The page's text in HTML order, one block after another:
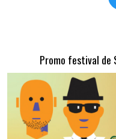
Promo festival de